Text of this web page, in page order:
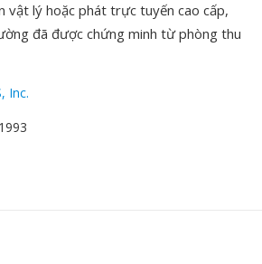
vật lý hoặc phát trực tuyến cao cấp,
đã được chứng minh từ phòng thu
Inc.